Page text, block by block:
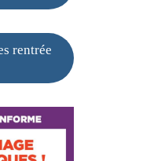
rentrée